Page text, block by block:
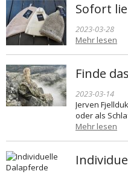
Sofort
2023-03-28
Mehr lesen
Finde
2023-03-14
Jerven
oder als
Mehr lesen